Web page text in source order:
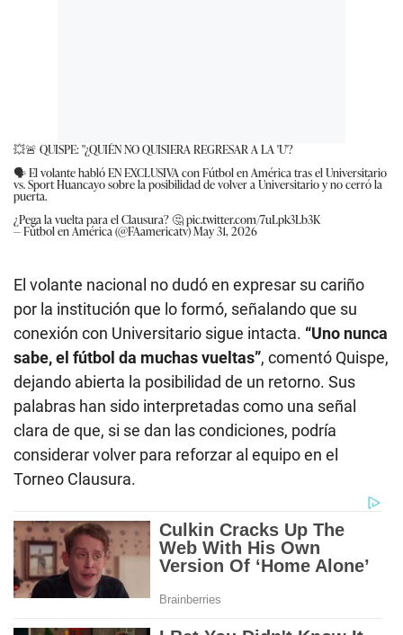
💥🚨 QUISPE: "¿QUIÉN NO QUISIERA REGRESAR A LA 'U'?
🗣 El volante habló EN EXCLUSIVA con Fútbol en América tras el Universitario
vs. Sport Huancayo sobre la posibilidad de volver a Universitario y no cerró la
puerta.
¿Pega la vuelta para el Clausura? 🤔pic.twitter.com/7uLpk3Lb3K
— Fútbol en América (@FAamericatv)May 31, 2026
El volante nacional no dudó en expresar su cariño
por la institución que lo formó, señalando que su
conexión con Universitario sigue intacta. “Uno nunca
sabe, el fútbol da muchas vueltas”, comentó Quispe,
dejando abierta la posibilidad de un retorno. Sus
palabras han sido interpretadas como una señal
clara de que, si se dan las condiciones, podría
considerar volver para reforzar al equipo en el
Torneo Clausura.